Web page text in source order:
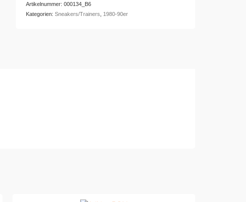
Artikelnummer: 000134_B6
Kategorien: Sneakers/Trainers 1980-90er